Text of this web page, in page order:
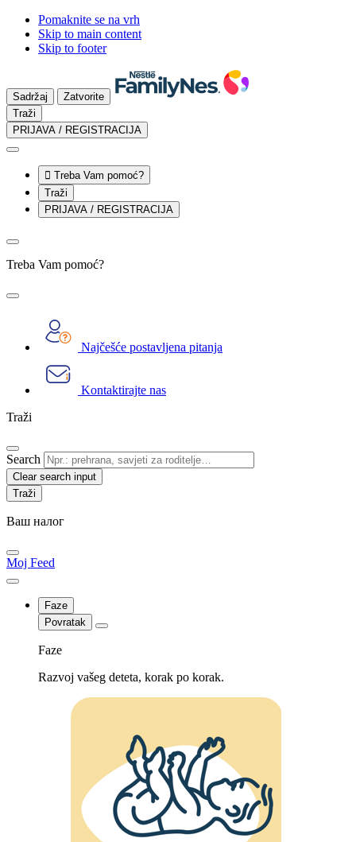
Pomaknite se na vrh
Skip to main content
Skip to footer
Sadržaj
Zatvorite
Traži
PRIJAVA / REGISTRACIJA
 Treba Vam pomoć?
Traži
PRIJAVA / REGISTRACIJA
Treba Vam pomoć?
Najčešće postavljena pitanja
Kontaktirajte nas
Traži
Search
Clear search input
Ваш налог
Moj Feed
Faze
Povratak
Faze
Razvoj vašeg deteta, korak po korak.